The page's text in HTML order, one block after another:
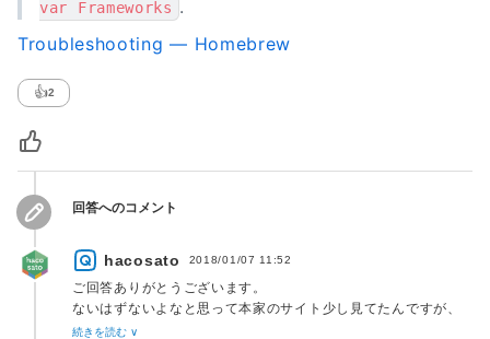
var Frameworks .
Troubleshooting — Homebrew
👍2
回答へのコメント
hacosato 2018/01/07 11:52
ご回答ありがとうございます。
ないはずないよなと思って本家のサイト少し見てたんですが、
英語だしと早々にあきらめてしまっていました…。お恥ずかし
続きを読む ∨